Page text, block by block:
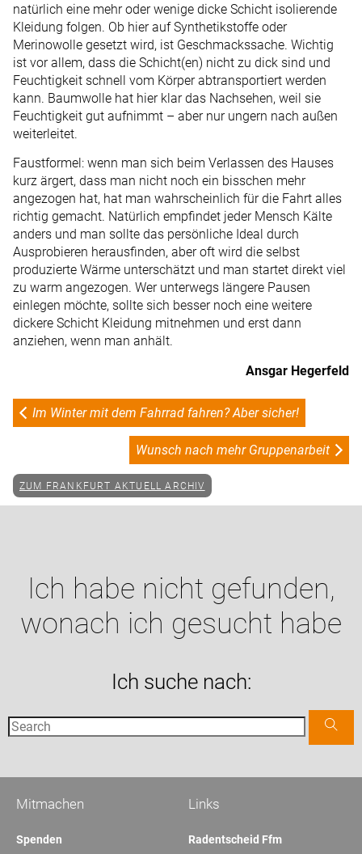
natürlich eine mehr oder wenige dicke Schicht isolierende
Kleidung folgen. Ob hier auf Synthetikstoffe oder
Merinowolle gesetzt wird, ist Geschmackssache. Wichtig
ist vor allem, dass die Schicht(en) nicht zu dick sind und
Feuchtigkeit schnell vom Körper abtransportiert werden
kann. Baumwolle hat hier klar das Nachsehen, weil sie
Feuchtigkeit gut aufnimmt – aber nur ungern nach außen
weiterleitet.
Faustformel: wenn man sich beim Verlassen des Hauses
kurz ärgert, dass man nicht noch ein bisschen mehr
angezogen hat, hat man wahrscheinlich für die Fahrt alles
richtig gemacht. Natürlich empfindet jeder Mensch Kälte
anders und man sollte das persönliche Ideal durch
Ausprobieren herausfinden, aber oft wird die selbst
produzierte Wärme unterschätzt und man startet direkt viel
zu warm angezogen. Wer unterwegs längere Pausen
einlegen möchte, sollte sich besser noch eine weitere
dickere Schicht Kleidung mitnehmen und erst dann
anziehen, wenn man anhält.
Ansgar Hegerfeld
Im Winter mit dem Fahrrad fahren? Aber sicher!
Wunsch nach mehr Gruppenarbeit
ZUM FRANKFURT AKTUELL ARCHIV
Ich habe nicht gefunden,
wonach ich gesucht habe
Ich suche nach:
Links
Radentscheid Ffm
Mitmachen
Spenden